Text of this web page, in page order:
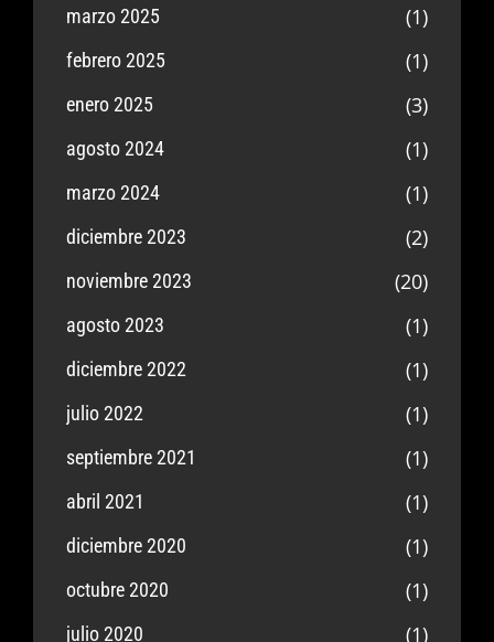
marzo 2025 (1)
febrero 2025 (1)
enero 2025 (3)
agosto 2024 (1)
marzo 2024 (1)
diciembre 2023 (2)
noviembre 2023 (20)
agosto 2023 (1)
diciembre 2022 (1)
julio 2022 (1)
septiembre 2021 (1)
abril 2021 (1)
diciembre 2020 (1)
octubre 2020 (1)
julio 2020 (1)